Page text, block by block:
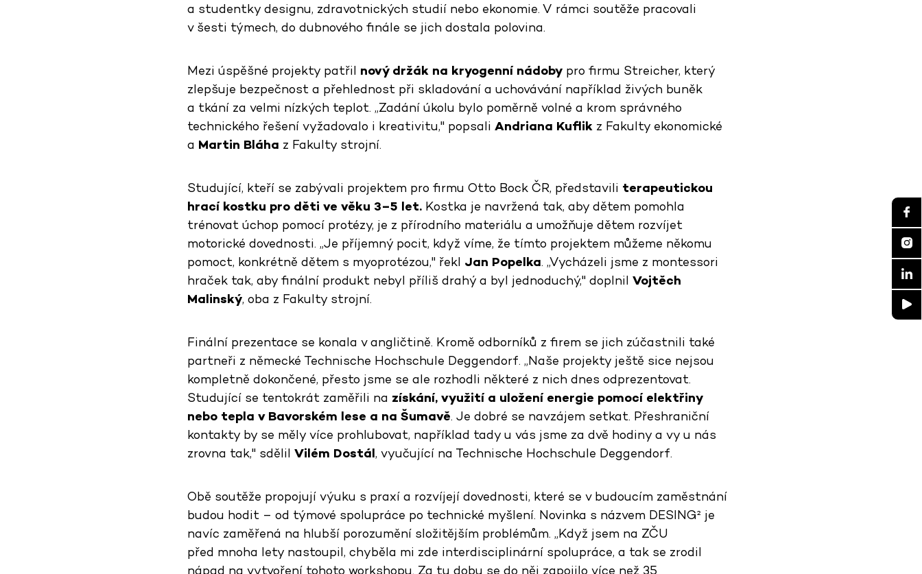
a studentky designu, zdravotnických studií nebo ekonomie. V rámci soutěže pracovali
v šesti týmech, do dubnového finále se jich dostala polovina.
Mezi úspěšné projekty patřil nový držák na kryogenní nádobypro firmu Streicher, který
zlepšuje bezpečnost a přehlednost při skladování a uchovávání například živých buněk
a tkání za velmi nízkých teplot. „Zadání úkolu bylo poměrně volné a krom správného
technického řešení vyžadovalo i kreativitu," popsali Andriana Kuflikz Fakulty ekonomické
a Martin Bláha z Fakulty strojní.
Studující, kteří se zabývali projektem pro firmu Otto Bock ČR, představili terapeutickou
hrací kostku pro děti ve věku 3–5 let. Kostka je navržená tak, aby dětem pomohla
trénovat úchop pomocí protézy, je z přírodního materiálu a umožňuje dětem rozvíjet
motorické dovednosti. „Je příjemný pocit, když víme, že tímto projektem můžeme někomu
pomoct, konkrétně dětem s myoprotézou," řekl Jan Popelka. „Vycházeli jsme z montessori
hraček tak, aby finální produkt nebyl příliš drahý a byl jednoduchý," doplnil Vojtěch
Malinský, oba z Fakulty strojní.
Finální prezentace se konala v angličtině. Kromě odborníků z firem se jich zúčastnili také
partneři z německé Technische Hochschule Deggendorf. „Naše projekty ještě sice nejsou
kompletně dokončené, přesto jsme se ale rozhodli některé z nich dnes odprezentovat.
Studující se tentokrát zaměřili na získání, využití a uložení energie pomocí elektřiny
nebo tepla v Bavorském lese a na Šumavě. Je dobré se navzájem setkat. Přeshraniční
kontakty by se měly více prohlubovat, například tady u vás jsme za dvě hodiny a vy u nás
zrovna tak," sdělil Vilém Dostál, vyučující na Technische Hochschule Deggendorf.
Obě soutěže propojují výuku s praxí a rozvíjejí dovednosti, které se v budoucím zaměstnání
budou hodit – od týmové spolupráce po technické myšlení. Novinka s názvem DESING² je
navíc zaměřená na hlubší porozumění složitějším problémům. „Když jsem na ZČU
před mnoha lety nastoupil, chyběla mi zde interdisciplinární spolupráce, a tak se zrodil
nápad na vytvoření tohoto workshopu. Za tu dobu se do něj zapojilo více než 35